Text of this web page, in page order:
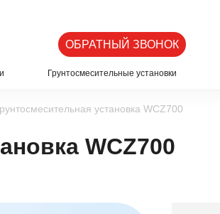
ОБРАТНЫЙ ЗВОНОК
Грунтосмесительные установки
установка WCZ700
WCZ700